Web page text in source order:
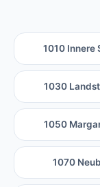
1010 Innere
1030
1050
1070